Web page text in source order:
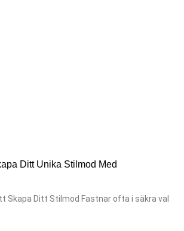
Ditt Unika Stilmod Med
Skapa Ditt Stilmod Fastnar ofta i säkra val